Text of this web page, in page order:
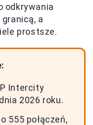
odkrywania
a
prostsze.
Intercity
2026 roku.
555 połączeń,